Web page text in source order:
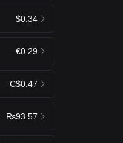
$0.34
€0.29
C$0.47
₨93.57